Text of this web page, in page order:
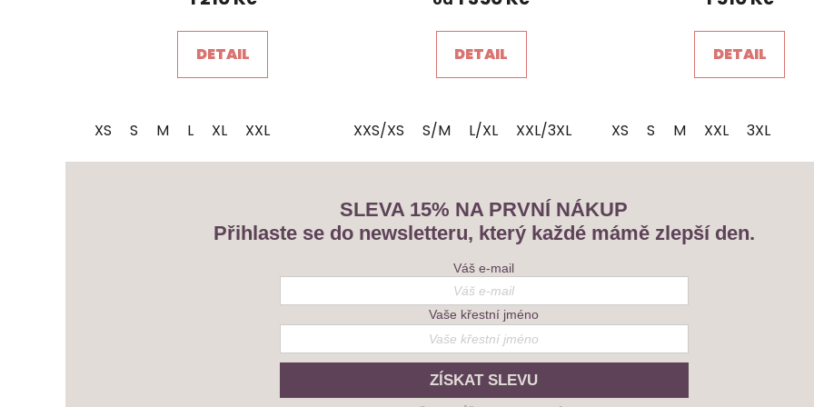
5,0
z
DETAIL
XS S M L XL XXL
5,0
z
DETAIL
XXS/XS S/M L/XL XXL/3XL
DETAIL
XS S M XXL 3XL
SLEVA 15% NA PRVNÍ NÁKUP
Přihlaste se do newsletteru, který každé mámě zlepší den.
Váš e-mail
Vaše křestní jméno
ZÍSKAT SLEVU